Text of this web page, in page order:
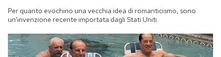
Per quanto evochino una vecchia idea di romanticismo, sono
un'invenzione recente importata dagli Stati Uniti